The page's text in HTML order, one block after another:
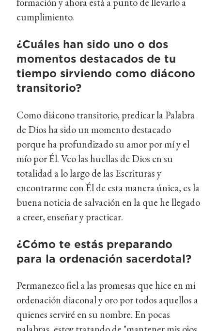
cumplimiento.
¿Cuáles han sido uno o dos
momentos destacados de tu
tiempo sirviendo como diácono
transitorio?
Como diácono transitorio, predicar la Palabra
de Dios ha sido un momento destacado
porque ha profundizado su amor por mí y el
mío por Él. Veo las huellas de Dios en su
totalidad a lo largo de las Escrituras y
encontrarme con Él de esta manera única, es la
buena noticia de salvación en la que he llegado
a creer, enseñar y practicar.
¿Cómo te estás preparando
para la ordenación sacerdotal?
Permanezco fiel a las promesas que hice en mi
ordenación diaconal y oro por todos aquellos a
quienes serviré en su nombre. En pocas